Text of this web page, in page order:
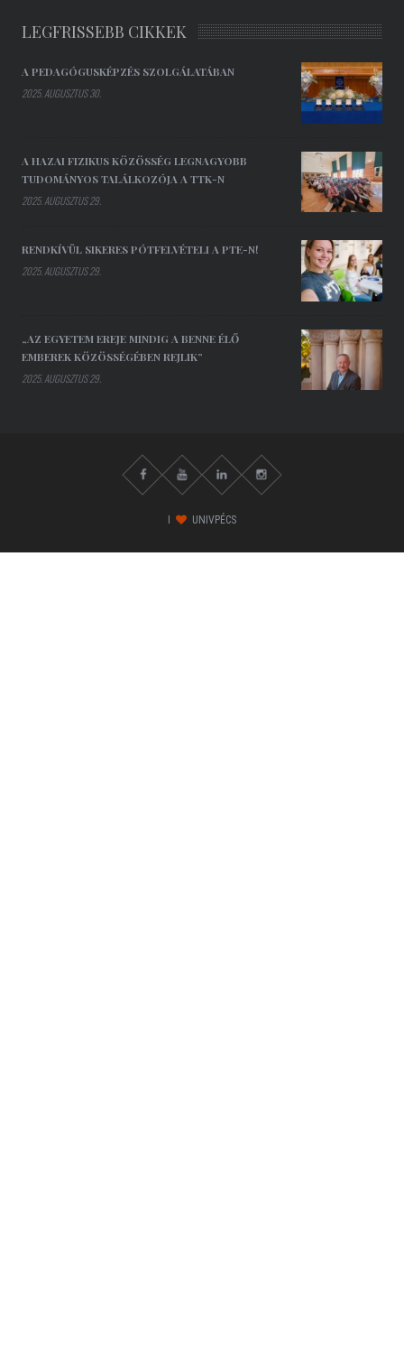
LEGFRISSEBB CIKKEK
A PEDAGÓGUSKÉPZÉS SZOLGÁLATÁBAN
2025. AUGUSZTUS 30.
A HAZAI FIZIKUS KÖZÖSSÉG LEGNAGYOBB
TUDOMÁNYOS TALÁLKOZÓJA A TTK-N
2025. AUGUSZTUS 29.
RENDKÍVÜL SIKERES PÓTFELVÉTELI A PTE-N!
2025. AUGUSZTUS 29.
„AZ EGYETEM EREJE MINDIG A BENNE ÉLŐ
EMBEREK KÖZÖSSÉGÉBEN REJLIK”
2025. AUGUSZTUS 29.
UNIVPÉCS